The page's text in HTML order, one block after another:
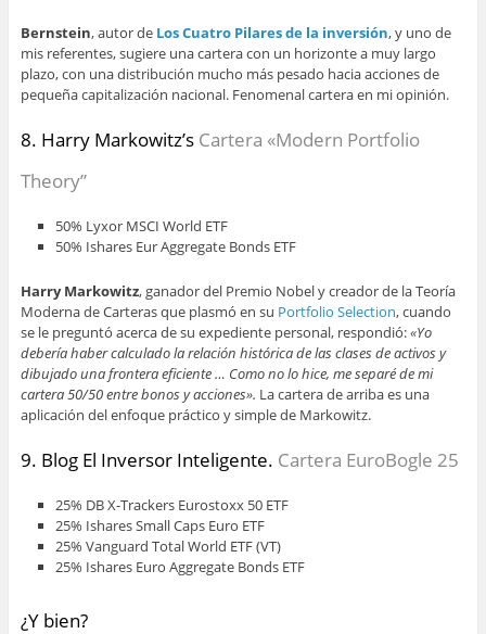
Bernstein, autor de Los Cuatro Pilares de la inversión, y uno de
mis referentes, sugiere una cartera con un horizonte a muy largo
plazo, con una distribución mucho más pesado hacia acciones de
pequeña capitalización nacional. Fenomenal cartera en mi opinión.
8. Harry Markowitz’s Cartera «Modern Portfolio
Theory”
50% Lyxor MSCI World ETF
50% Ishares Eur Aggregate Bonds ETF
Harry Markowitz, ganador del Premio Nobel y creador de la Teoría
Moderna de Carteras que plasmó en su Portfolio Selection, cuando
se le preguntó acerca de su expediente personal, respondió:«Yo
debería haber calculado la relación histórica de las clases de activos y
dibujado una frontera eficiente … Como no lo hice, me separé de mi
cartera 50/50 entre bonos y acciones». La cartera de arriba es una
aplicación del enfoque práctico y simple de Markowitz.
9. Blog El Inversor Inteligente. Cartera EuroBogle 25
25% DB X-Trackers Eurostoxx 50 ETF
25% Ishares Small Caps Euro ETF
25% Vanguard Total World ETF (VT)
25% Ishares Euro Aggregate Bonds ETF
¿Y bien?